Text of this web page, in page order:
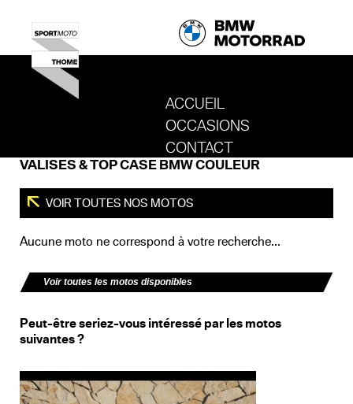
ACCUEIL
REVENIR AU SITE DE SPORT MOTO
OCCASIONS
CONTACT
VALISES & TOP CASE BMW COULEUR
VOIR TOUTES NOS MOTOS
Aucune moto ne correspond à votre recherche...
Voir toutes les motos disponibles
Peut-être seriez-vous intéressé par les motos
suivantes ?